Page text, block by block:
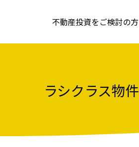
不動産投資をご検討の方
ラシクラス物件